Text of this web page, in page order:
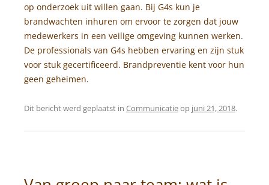
op onderzoek uit willen gaan. Bij G4s kun je
brandwachten inhuren om ervoor te zorgen dat jouw
medewerkers in een veilige omgeving kunnen werken.
De professionals van G4s hebben ervaring en zijn stuk
voor stuk gecertificeerd. Brandpreventie kent voor hun
geen geheimen.
Dit bericht werd geplaatst in Communicatieop juni 21, 2018.